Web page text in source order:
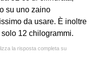
su uno zaino
da usare. È inoltre
12 chilogrammi.
la risposta completa su